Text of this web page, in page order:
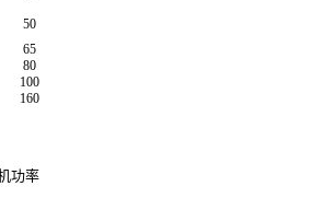
50
65
80
100
160
功率